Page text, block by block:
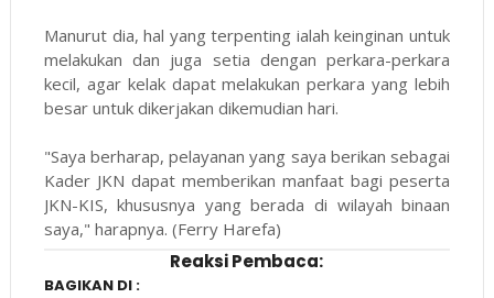
Manurut dia, hal yang terpenting ialah keinginan untuk
melakukan dan juga setia dengan perkara-perkara
kecil, agar kelak dapat melakukan perkara yang lebih
besar untuk dikerjakan dikemudian hari.
"Saya berharap, pelayanan yang saya berikan sebagai
Kader JKN dapat memberikan manfaat bagi peserta
JKN-KIS, khususnya yang berada di wilayah binaan
saya," harapnya. (Ferry Harefa)
Reaksi Pembaca:
BAGIKAN DI :